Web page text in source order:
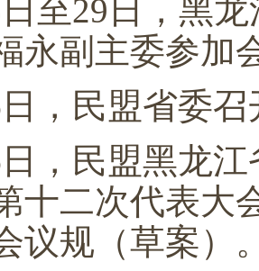
至29日，黑
永副主委参加
，民盟省委
，民盟黑龙
十二次代表大
议规（草案）